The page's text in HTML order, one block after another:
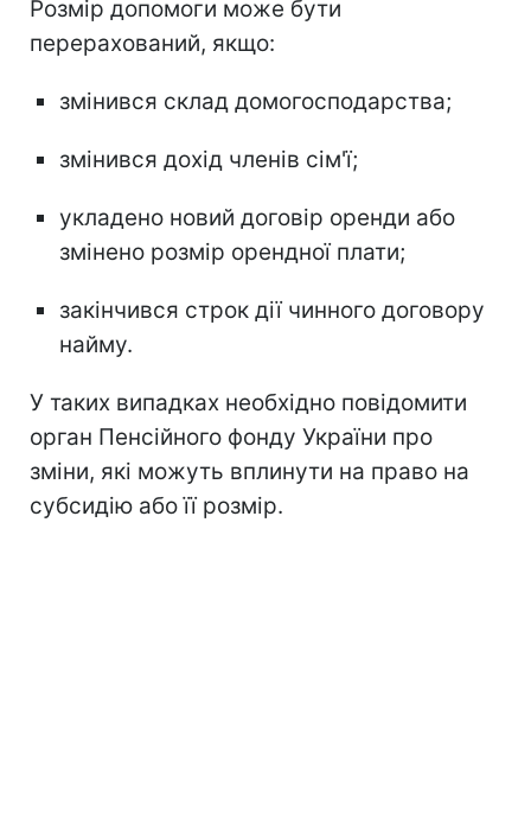
Розмір допомоги може бути
перерахований, якщо:
змінився склад домогосподарства;
змінився дохід членів сім'ї;
укладено новий договір оренди або
змінено розмір орендної плати;
закінчився строк дії чинного договору
найму.
У таких випадках необхідно повідомити
орган Пенсійного фонду України про
зміни, які можуть вплинути на право на
субсидію або її розмір.